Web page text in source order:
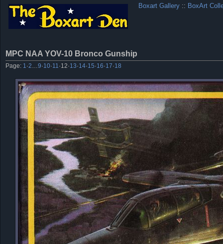
Boxart Gallery :: BoxArt
MPC NAA YOV-10 Bronco Gunship
Page: 1 ·2 9·10·11 ·12·13·14·15·16·17·18